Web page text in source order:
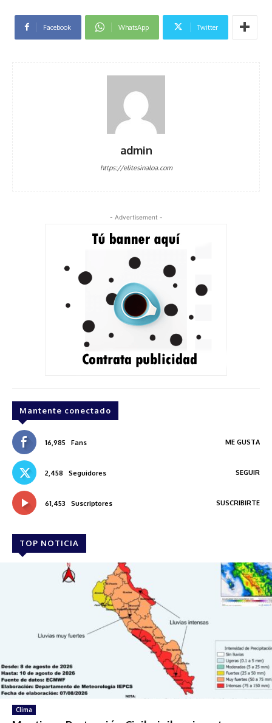
Facebook WhatsApp Twitter
admin
https://elitesinaloa.com
- Advertisement -
Mantente conectado
16,985 Fans ME GUSTA
2,458 Seguidores SEGUIR
61,453 Suscriptores SUSCRIBIRTE
TOP NOTICIA
Clima